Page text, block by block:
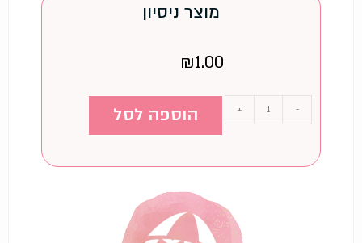
מוצר ניסיון
₪1.00
-
+ הוספה לסל